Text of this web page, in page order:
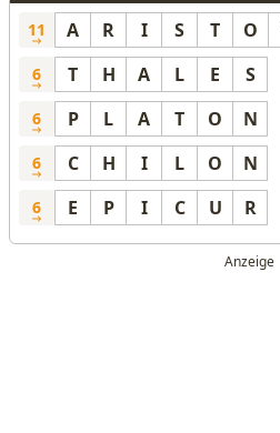
11 A R I S T O
6 T H A L E S
6 P L A T O N
6 C H I L O N
6 E P I C U R